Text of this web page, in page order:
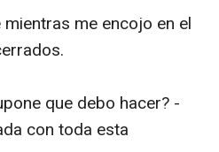
me encojo en el
que debo hacer? -
con toda esta